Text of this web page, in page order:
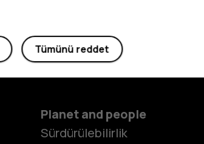
Planet and people
Sürdürülebilirlik
Tümünü reddet